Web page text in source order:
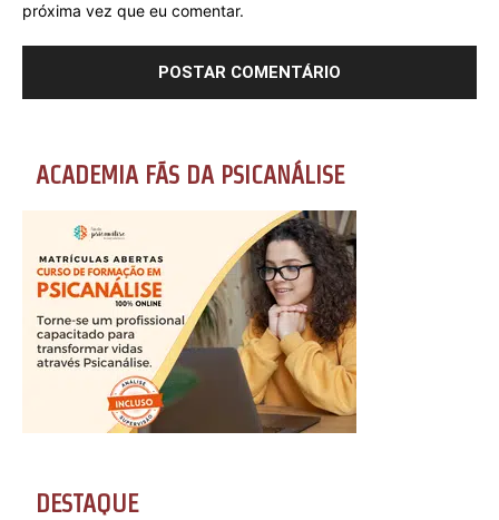
próxima vez que eu comentar.
ACADEMIA FÃS DA PSICANÁLISE
DESTAQUE